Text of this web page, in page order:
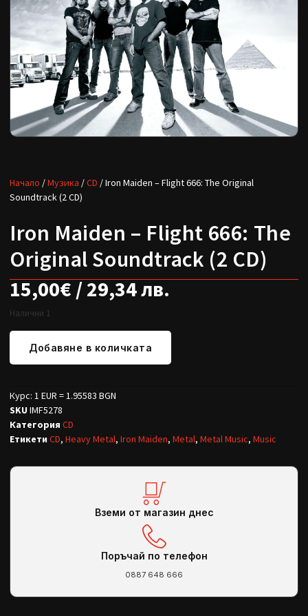
Начало /Музика /CD / Iron Maiden – Flight 666: The Original
Soundtrack (2 CD)
Iron Maiden – Flight 666: The
Original Soundtrack (2 CD)
15,00€/ 29,34 лв.
Налични 1
Добавяне в количката
Курс: 1 EUR = 1.95583 BGN
SKU IMF5278
Категория CD
Етикети CD, Heavy Metal, Iron Maiden, Metal, Metal Music, Music
Вземи от магазин днес
Поръчай по телефон
0887 648 666